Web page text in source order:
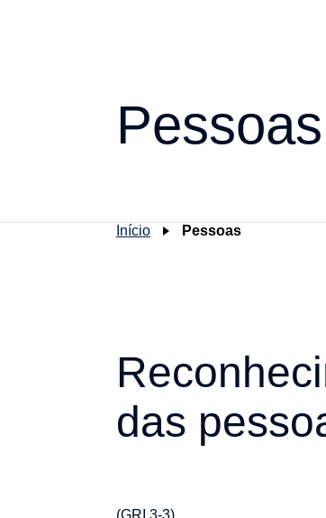
Pessoas
Início Pessoas
das
(GRI 3-3)